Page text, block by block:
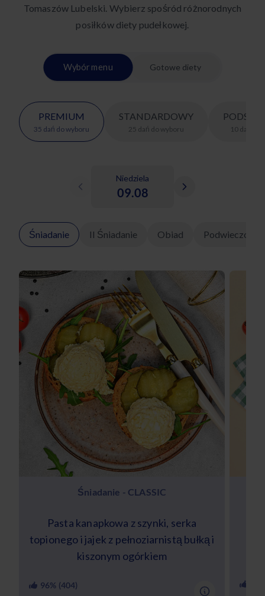
Tomaszów Lubelski. Wybierz spośród różnorodnych
posiłków diety pudełkowej.
Wybór menu Gotowe diety
PREMIUM
35 dań do wyboru
STANDARDOWY
25 dań do wyboru 10 dań
Niedziela
09.08
Śniadanie II Śniadanie Obiad Podwieczorek
Śniadanie - CLASSIC
Pasta kanapkowa z szynki, serka
topionego i jajek z pełnoziarnistą bułką i
kiszonym ogórkiem
96% (404)